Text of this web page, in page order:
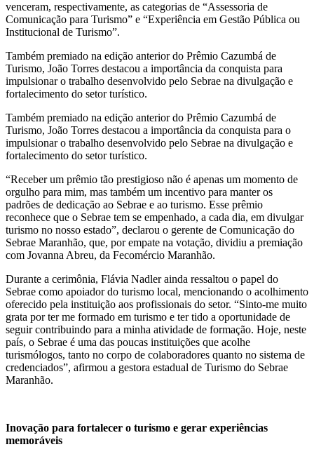
venceram, respectivamente, as categorias de “Assessoria de
Comunicação para Turismo” e “Experiência em Gestão Pública ou
Institucional de Turismo”.
Também premiado na edição anterior do Prêmio Cazumbá de
Turismo, João Torres destacou a importância da conquista para
impulsionar o trabalho desenvolvido pelo Sebrae na divulgação e
fortalecimento do setor turístico.
Também premiado na edição anterior do Prêmio Cazumbá de
Turismo, João Torres destacou a importância da conquista para o
impulsionar o trabalho desenvolvido pelo Sebrae na divulgação e
fortalecimento do setor turístico.
“Receber um prêmio tão prestigioso não é apenas um momento de
orgulho para mim, mas também um incentivo para manter os
padrões de dedicação ao Sebrae e ao turismo. Esse prêmio
reconhece que o Sebrae tem se empenhado, a cada dia, em divulgar
turismo no nosso estado”, declarou o gerente de Comunicação do
Sebrae Maranhão, que, por empate na votação, dividiu a premiação
com Jovanna Abreu, da Fecomércio Maranhão.
Durante a cerimônia, Flávia Nadler ainda ressaltou o papel do
Sebrae como apoiador do turismo local, mencionando o acolhimento
oferecido pela instituição aos profissionais do setor. “Sinto-me muito
grata por ter me formado em turismo e ter tido a oportunidade de
seguir contribuindo para a minha atividade de formação. Hoje, neste
país, o Sebrae é uma das poucas instituições que acolhe
turismólogos, tanto no corpo de colaboradores quanto no sistema de
credenciados”, afirmou a gestora estadual de Turismo do Sebrae
Maranhão.
Inovação para fortalecer o turismo e gerar experiências
memoráveis